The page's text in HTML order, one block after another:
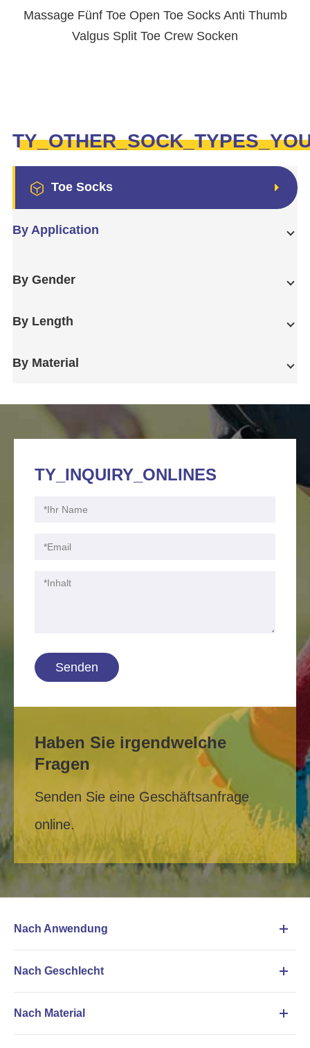
Massage Fünf Toe Open Toe Socks Anti Thumb
Valgus Split Toe Crew Socken
Toe Socks
By Application
By Gender
By Length
By Material
TY_INQUIRY_ONLINES
Senden
Haben Sie irgendwelche
Fragen
Senden Sie eine Geschäftsanfrage
online.
Nach Anwendung
Nach Geschlecht
Nach Material